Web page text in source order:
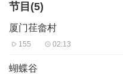
节目(5)
厦门荏畲村
155 02:13
蝴蝶谷